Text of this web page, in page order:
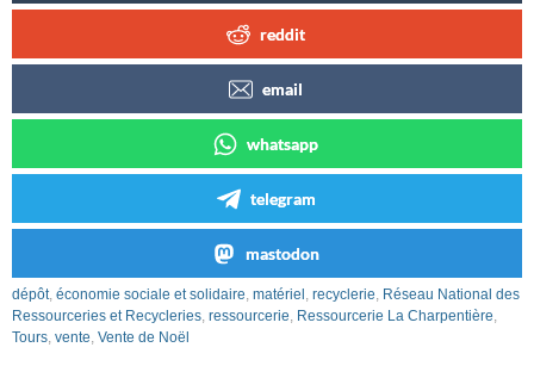
reddit
email
whatsapp
telegram
mastodon
dépôt, économie sociale et solidaire, matériel , recyclerie, Réseau National des
Ressourceries et Recycleries, ressourcerie, Ressourcerie La Charpentière,
Tours, vente, Vente de Noël